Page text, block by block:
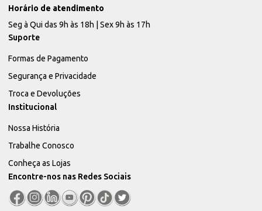
Horário de atendimento
Seg à Qui das 9h às 18h | Sex 9h às 17h
Suporte
Formas de Pagamento
Segurança e Privacidade
Troca e Devoluções
Institucional
Nossa História
Trabalhe Conosco
Conheça as Lojas
Encontre-nos nas Redes Sociais